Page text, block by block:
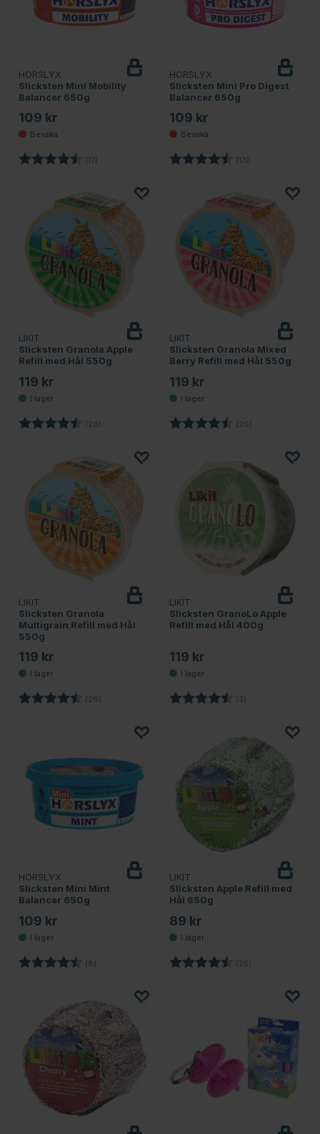
HORSLYX
Slicksten Mini Mobility
Balancer 650g
109 kr
Betyg: (17) 4.8 utav 5 stjärnor
HORSLYX
Slicksten Mini Pro Digest
Balancer 650g
109 kr
Betyg: (13)
LIKIT
Slicksten Granola Apple
Refill med Hål 550g
119 kr
Betyg: (26) 4.7 utav 5 stjärnor
LIKIT
Slicksten Granola Mixed
Berry Refill med Hål 550g
119 kr
Betyg: (26)
LIKIT
Slicksten Granola
Multigrain Refill med Hål
550g
119 kr
Betyg: (26) 4.7 utav 5 stjärnor
LIKIT
Slicksten GranoLo Apple
Refill med Hål 400g
119 kr
Betyg: (3)
HORSLYX
Slicksten Mini Mint
Balancer 650g
109 kr
Betyg: (8) 4.9 utav 5 stjärnor
LIKIT
Slicksten Apple Refill med
Hål 650g
89 kr
Betyg: (25)